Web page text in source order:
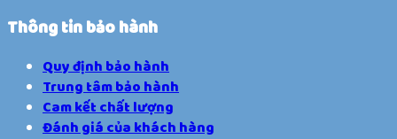
Thông tin bảo hành
Quy định bảo hành
Trung tâm bảo hành
Cam kết chất lượng
Đánh giá của khách hàng